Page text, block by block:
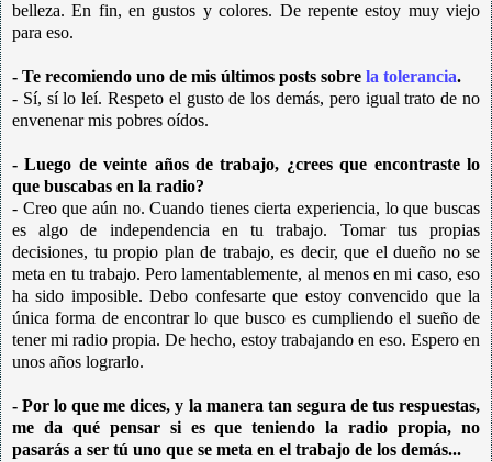
belleza. En fin, en gustos y colores. De repente estoy muy viejo
para eso.
- Te recomiendo uno de mis últimos posts sobre la tolerancia.
- Sí, sí lo leí. Respeto el gusto de los demás, pero igual trato de no
envenenar mis pobres oídos.
- Luego de veinte años de trabajo, ¿crees que encontraste lo
que buscabas en la radio?
- Creo que aún no. Cuando tienes cierta experiencia, lo que buscas
es algo de independencia en tu trabajo. Tomar tus propias
decisiones, tu propio plan de trabajo, es decir, que el dueño no se
meta en tu trabajo. Pero lamentablemente, al menos en mi caso, eso
ha sido imposible. Debo confesarte que estoy convencido que la
única forma de encontrar lo que busco es cumpliendo el sueño de
tener mi radio propia. De hecho, estoy trabajando en eso. Espero en
unos años lograrlo.
- Por lo que me dices, y la manera tan segura de tus respuestas,
me da qué pensar si es que teniendo la radio propia, no
pasarás a ser tú uno que se meta en el trabajo de los demás...